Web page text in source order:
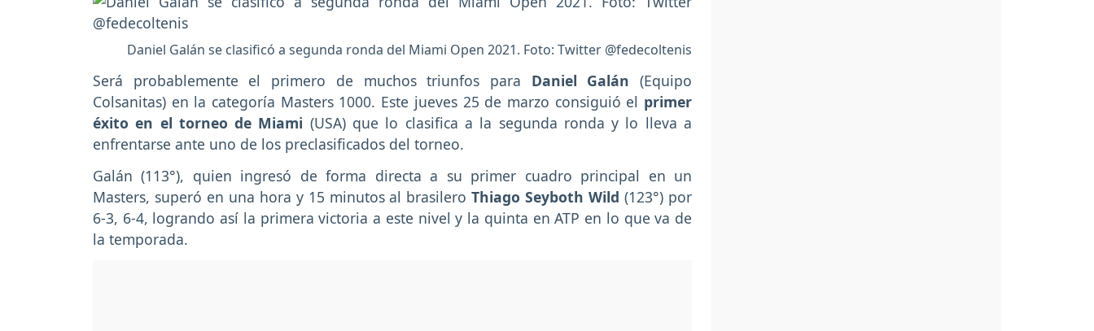
Daniel Galán se clasificó a segunda ronda del Miami Open 2021. Foto: Twitter @fedecoltenis
Será probablemente el primero de muchos triunfos para Daniel Galán (Equipo
Colsanitas) en la categoría Masters 1000. Este jueves 25 de marzo consiguió el primer
éxito en el torneo de Miami (USA) que lo clasifica a la segunda ronda y lo lleva a
enfrentarse ante uno de los preclasificados del torneo.
Galán (113°), quien ingresó de forma directa a su primer cuadro principal en un
Masters, superó en una hora y 15 minutos al brasileroThiago Seyboth Wild (123°) por
6-3, 6-4, logrando así la primera victoria a este nivel y la quinta en ATP en lo que va de
la temporada.